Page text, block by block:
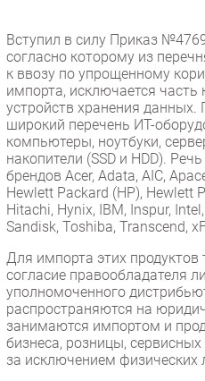
РАЗДЕЛЫ
Новости
Аналитика
Интервью
Мероприятия
Проекты
IT класс
Каталог компаний
Вступил в силу Приказ
согласно которому из
к ввозу по упрощенному
импорта, исключается
устройств хранения данных.
широкий перечень ИТ-
компьютеры, ноутбуки,
накопители (SSD и HDD).
брендов Acer, Adata, AIC,
Hewlett Packard (HP), Hewlett
Hitachi, Hynix, IBM, Inspur,
Sandisk, Toshiba, Transcend,
Для импорта этих продуктов
согласие правообладателя
уполномоченного
распространяются на
занимаются импортом и
бизнеса, розницы,
за исключением физических